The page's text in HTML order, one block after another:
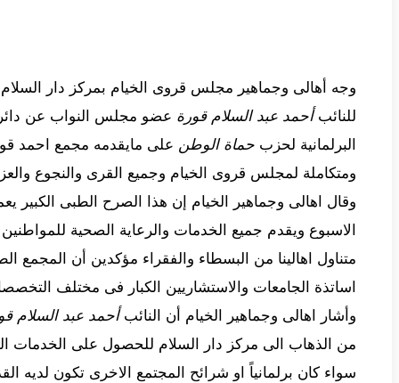
وجه أهالى وجماهير مجلس قروى الخيام بمركز دار السلام
للنائبأحمد عبد السلام قورة عضو مجلس النواب عن
البرلمانية لحزب حماة الوطن على مايقدمه مجمع احمد
ومتكاملة لمجلس قروى الخيام وجميع القرى والنجوع
الاسبوع ويقدم جميع الخدمات والرعاية الصحية
متناول اهالينا من البسطاء والفقراء مؤكدين أن المجمع
اساتذة الجامعات والاستشاريين الكبار فى مختلف
وأشار اهالى وجماهير الخيام أن النائبأحمد عبد السلام
من الذهاب الى مركز دار السلام للحصول على الخدمات
سواء كان برلمانياً او شرائح المجتمع الاخرى تكون لديه